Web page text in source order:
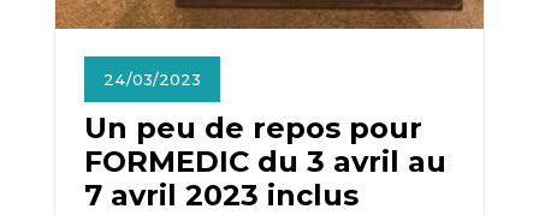
24/03/2023
Un peu de repos pour
FORMEDIC du 3 avril au
7 avril 2023 inclus